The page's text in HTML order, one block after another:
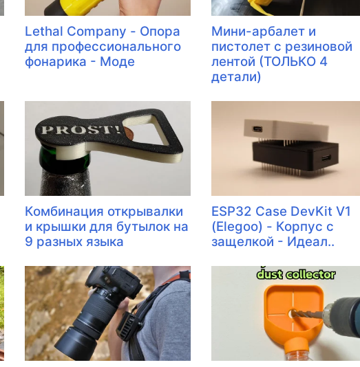
Lethal Company - Опора
для профессионального
фонарика - Моде
Мини-арбалет и
пистолет с резиновой
лентой (ТОЛЬКО 4
детали)
Комбинация открывалки
и крышки для бутылок на
9 разных языка
ESP32 Case DevKit V1
(Elegoo) - Корпус с
защелкой - Идеал..